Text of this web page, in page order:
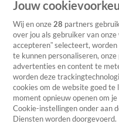
Uitzending bijwonen
Jouw
Wij en onze 28 partners
over jou als gebruiker van
accepteren” selecteert,
te kunnen personaliseren,
advertenties en content te
worden deze
cookies om de website goed
moment opnieuw openen om
Cookie-instellingen onder aan
Diensten worden doorgevoerd.